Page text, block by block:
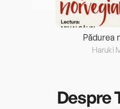
Pădurea
Haruki
Despre